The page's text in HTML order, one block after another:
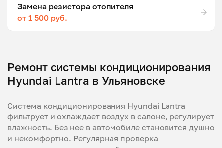
Замена резистора отопителя
от 1 500 руб.
Ремонт системы кондиционирования
Hyundai Lantra в Ульяновске
Система кондиционирования Hyundai Lantra
фильтрует и охлаждает воздух в салоне, регулирует
влажность. Без нее в автомобиле становится душно
и некомфортно. Регулярная проверка